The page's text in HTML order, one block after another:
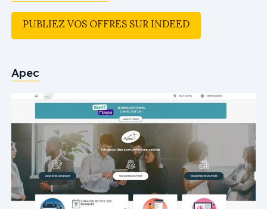
PUBLIEZ VOS OFFRES SUR INDEED
Apec